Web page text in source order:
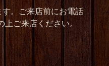
。ご来店前にお電話
ご来店ください。